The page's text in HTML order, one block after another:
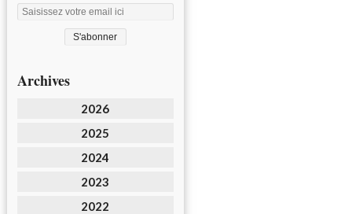
Archives
2026
2025
2024
2023
2022